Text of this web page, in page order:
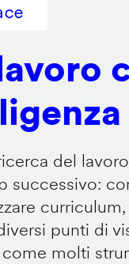
del
successivo:
punti di
molti